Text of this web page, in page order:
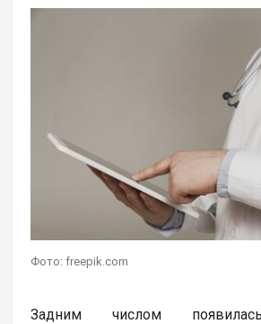
Фото: freepik.com
Задним числом